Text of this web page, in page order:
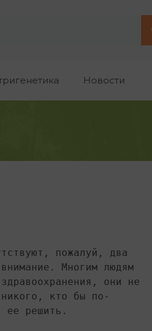
Новости
пожалуй, два
Многим людям
они не
никого, кто бы по-
ее решить.